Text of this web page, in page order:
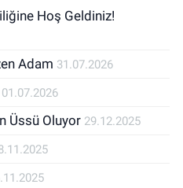
Hoş Geldiniz!
Adam 31.07.2026
01.07.2026
Üssü Oluyor 29.12.2025